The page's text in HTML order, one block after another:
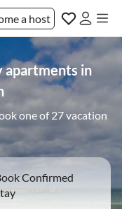
a host
apartments in
one of 27 vacation
Confirmed